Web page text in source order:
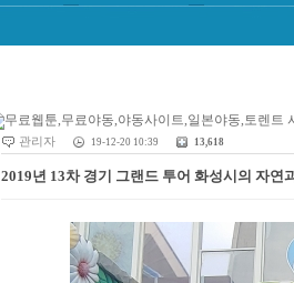
관리자 19-12-20 10:39 13,618
2019년 13차 경기 그랜드 투어 화성시의 자연